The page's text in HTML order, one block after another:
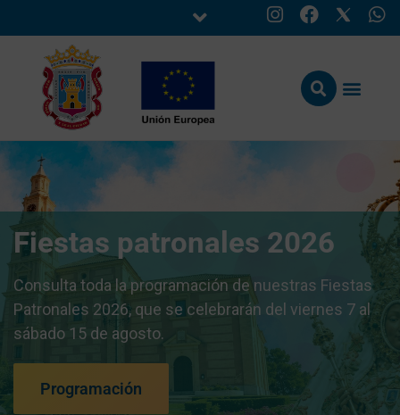
Fiestas patronales 2026
Consulta toda la programación de nuestras Fiestas
Patronales 2026, que se celebrarán del viernes 7 al
sábado 15 de agosto.
Programación